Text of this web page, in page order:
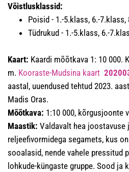
Võistlusklassid:
Poisid - 1.-5.klass, 6.-
Tüdrukud - 1.-5.klass, 6.-
Kaart: Kaardi mõõtkava 1: 10 000.
m. Kooraste-Mudsina kaart
aastal, uuendused tehtud 2023.
Madis Oras.
Mõõtkava: 1:10 000, kõrgusjoonte
Maastik: Valdavalt hea joostavuse
reljeefivormidega segamets, kus
sooalasid, nende vahele pressitud
lohkude-küngaste gruppe. Sood ja